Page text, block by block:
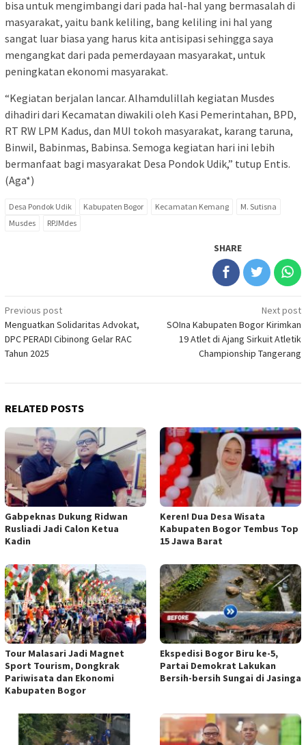
bisa untuk mengimbangi dari pada hal-hal yang bermasalah di
masyarakat, yaitu bank keliling, bang keliling ini hal yang
sangat luar biasa yang harus kita antisipasi sehingga saya
mengangkat dari pada pemerdayaan masyarakat, untuk
peningkatan ekonomi masyarakat.
“Kegiatan berjalan lancar. Alhamdulillah kegiatan Musdes
dihadiri dari Kecamatan diwakili oleh Kasi Pemerintahan, BPD,
RT RW LPM Kadus, dan MUI tokoh masyarakat, karang taruna,
Binwil, Babinmas, Babinsa. Semoga kegiatan hari ini lebih
bermanfaat bagi masyarakat Desa Pondok Udik,” tutup Entis.
(Aga*)
Desa Pondok Udik Kabupaten Bogor Kecamatan Kemang
M. Sutisna
Musdes
RPJMdes
SHARE
Post
navigation
Previous post
Menguatkan Solidaritas Advokat,
DPC PERADI Cibinong Gelar RAC
Tahun 2025
Next post
SOIna Kabupaten Bogor Kirimkan
19 Atlet di Ajang Sirkuit Atletik
Championship Tangerang
RELATED POSTS
Gabpeknas Dukung Ridwan
Rusliadi Jadi Calon Ketua
Kadin
Keren! Dua Desa Wisata
Kabupaten Bogor Tembus Top
15 Jawa Barat
Tour Malasari Jadi Magnet
Sport Tourism, Dongkrak
Pariwisata dan Ekonomi
Kabupaten Bogor
Ekspedisi Bogor Biru ke-5,
Partai Demokrat Lakukan
Bersih-bersih Sungai di Jasinga